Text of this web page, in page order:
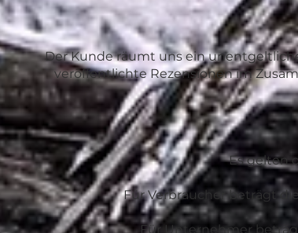
Der Kunde räumt uns ein
veröffentlichte Rezensionen im
Es gelten
Für Verbraucher beträgt
Für Unternehmer